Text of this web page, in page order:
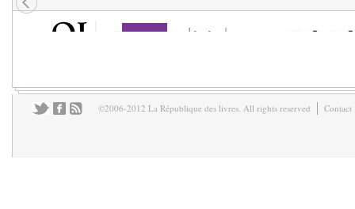
©2006-2012 La République des livres. All rights reserved Contact